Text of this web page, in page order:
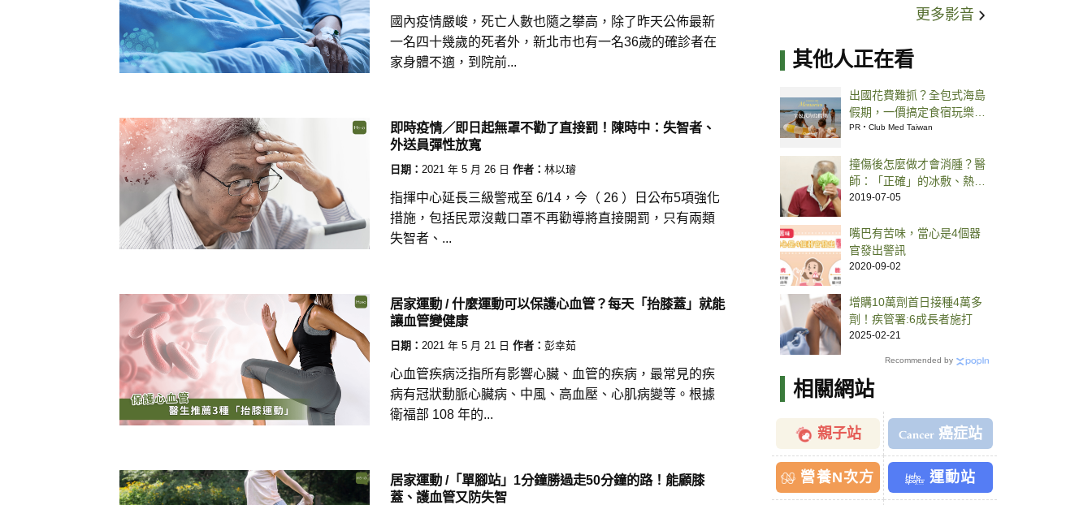
國內疫情嚴峻，死亡人數也隨之攀高，除了昨天公佈最新
一名四十幾歲的死者外，新北市也有一名36歲的確診者在
家身體不適，到院前...
即時疫情／即日起無罩不勸了直接罰！陳時中：失智者、
外送員彈性放寬
日期： 2021 年 5 月 26 日 作者： 林以璿
指揮中心延長三級警戒至 6/14，今（ 26 ）日公布5項強化
措施，包括民眾沒戴口罩不再勸導將直接開罰，只有兩類
失智者、...
居家運動 / 什麼運動可以保護心血管？每天「抬膝蓋」就能
讓血管變健康
日期： 2021 年 5 月 21 日 作者： 彭幸茹
心血管疾病泛指所有影響心臟、血管的疾病，最常見的疾
病有冠狀動脈心臟病、中風、高血壓、心肌病變等。根據
衛福部 108 年的...
居家運動 /「單腳站」1分鐘勝過走50分鐘的路！能顧膝
蓋、護血管又防失智
更多影音
其他人正在看
出國花費難抓？全包式海島
假期，一價搞定食宿玩樂，
省錢更省心！
PR・Club Med Taiwan
撞傷後怎麼做才會消腫？醫
師：「正確」的冰敷、熱
敷、按摩
2019-07-05
嘴巴有苦味，當心是4個器
官發出警訊
2020-09-02
增購10萬劑首日接種4萬多
劑！疾管署:6成長者施打
2025-02-21
Recommended by
相關網站
親子站 癌症站
營養N次方 運動站